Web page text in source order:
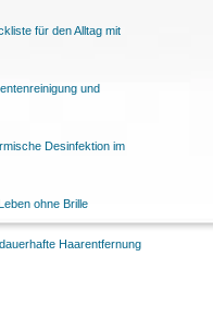
für den Alltag mit
und
Desinfektion im
ohne Brille
Haarentfernung